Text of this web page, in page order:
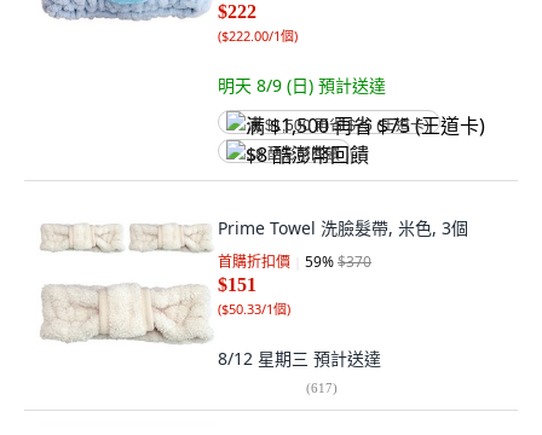
$222
($222.00/1個)
明天 8/9 (日) 預計送達
满 $1,500 再省 $75 (王道卡)
$8 酷澎幣回饋
Prime Towel 洗臉髮帶, 米色, 3個
首購折扣價 59%$370
$151
($50.33/1個)
8/12 星期三 預計送達
(617)